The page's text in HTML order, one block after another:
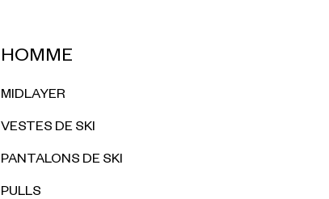
HOMME
MIDLAYER
VESTES DE SKI
PANTALONS DE SKI
PULLS